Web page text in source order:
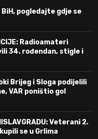
pogledajte gdje se
Radioamateri
34. rođendan, stigle i
Brijeg i Sloga podijelili
VAR poništio gol
Veterani 2.
se u Grlima